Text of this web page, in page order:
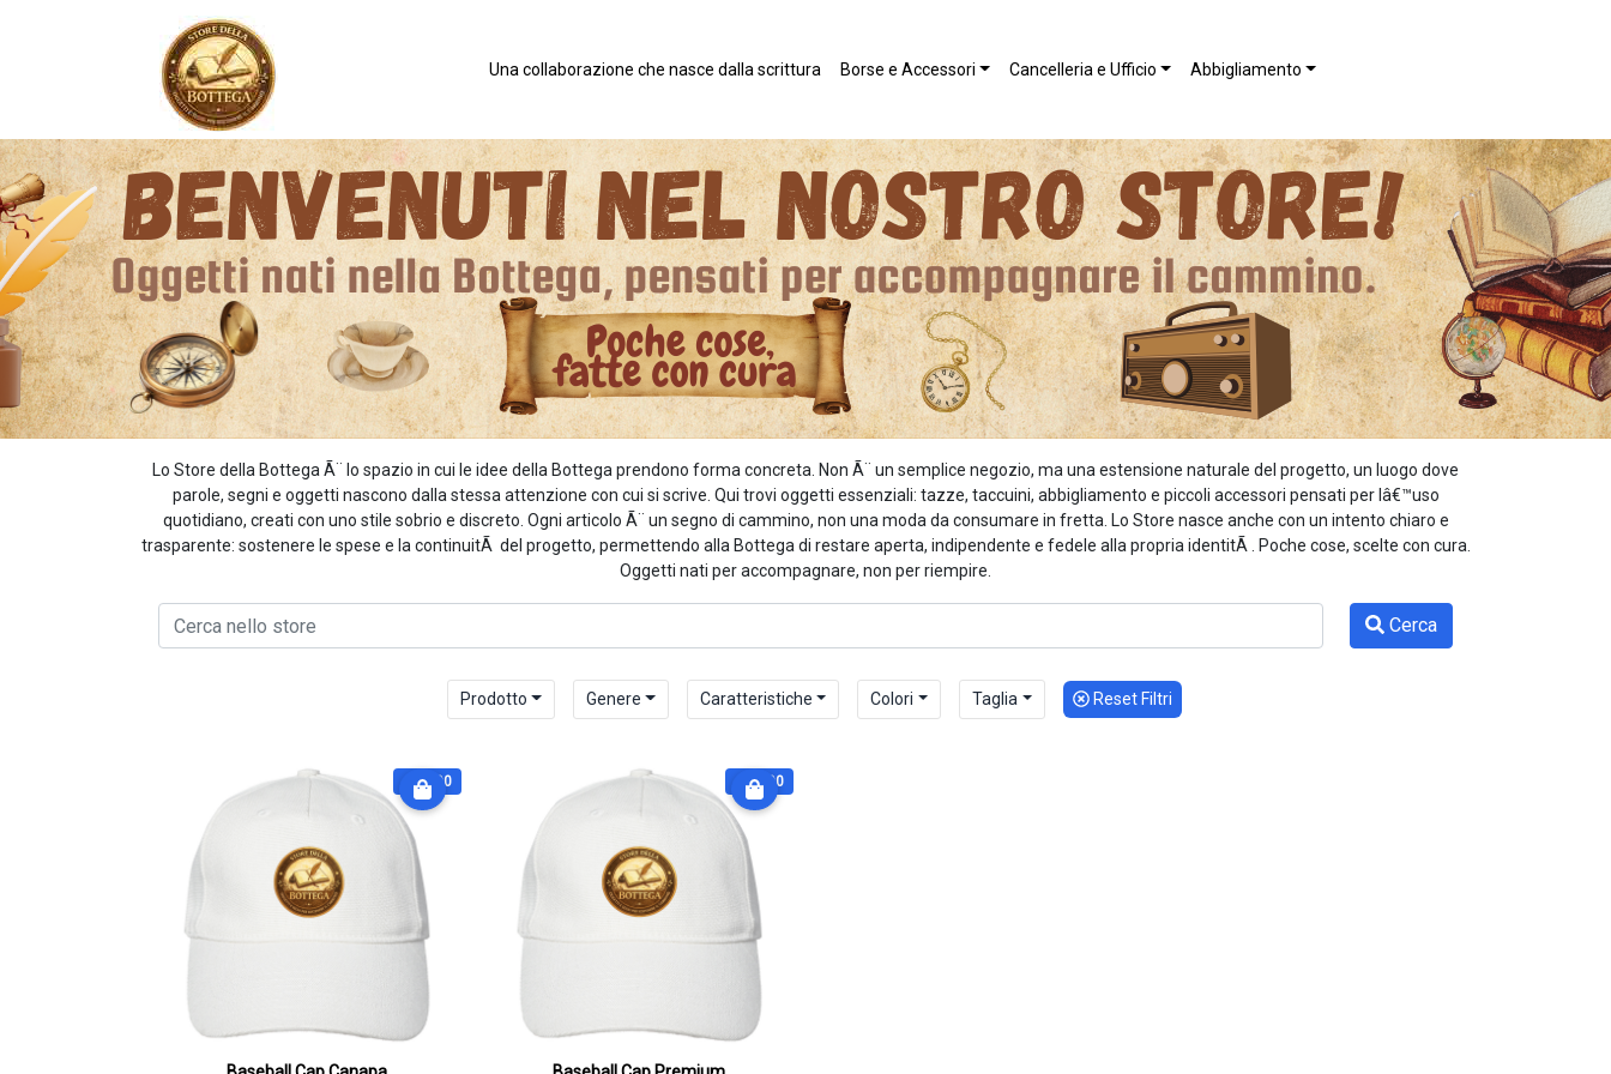
Una collaborazione che nasce dalla scrittura Borse e Accessori Cancelleria e Ufficio Abbigliamento
Lo Store della Bottega Ã¨ lo spazio in cui le idee della Bottega prendono forma concreta. Non Ã¨ un semplice negozio, ma una estensione naturale del progetto, un luogo dove
parole, segni e oggetti nascono dalla stessa attenzione con cui si scrive. Qui trovi oggetti essenziali: tazze, taccuini, abbigliamento e piccoli accessori pensati per lâ€™uso
quotidiano, creati con uno stile sobrio e discreto. Ogni articolo Ã¨ un segno di cammino, non una moda da consumare in fretta. Lo Store nasce anche con un intento chiaro e
trasparente: sostenere le spese e la continuitÃ del progetto, permettendo alla Bottega di restare aperta, indipendente e fedele alla propria identitÃ . Poche cose, scelte con cura.
Oggetti nati per accompagnare, non per riempire.
Cerca
€ 20.90 € 20.90
Prodotto Genere Caratteristiche Colori Taglia Reset Filtri